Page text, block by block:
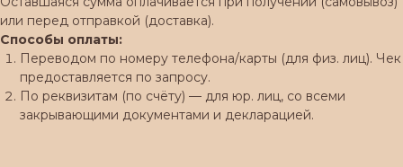
или перед отправкой (доставка).
Способы оплаты:
Переводом по номеру телефона/карты (для физ. лиц). Чек
предоставляется по запросу.
По реквизитам (по счёту) — для юр. лиц, со всеми
закрывающими документами и декларацией.